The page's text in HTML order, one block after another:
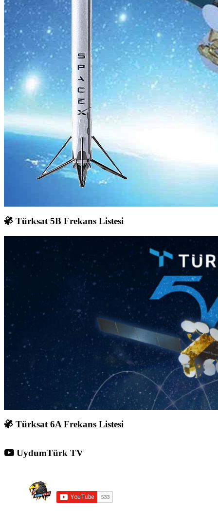
Türksat 5B Frekans Listesi
Türksat 6A Frekans Listesi
UydumTürk TV